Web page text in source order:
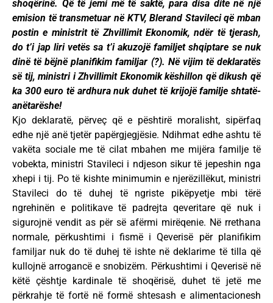
shoqërinë. Që të jemi më të saktë, para disa dite në një
emision të transmetuar në KTV, Blerand Stavileci që mban
postin e ministrit të Zhvillimit Ekonomik, ndër të tjerash,
do t’i jap liri vetës sa t’i akuzojë familjet shqiptare se nuk
dinë të bëjnë planifikim familjar (?). Në vijim të deklaratës
së tij, ministri i Zhvillimit Ekonomik këshillon që dikush që
ka 300 euro të ardhura nuk duhet të krijojë familje shtatë-
anëtarëshe!
Kjo deklaratë, përveç që e pështirë moralisht, sipërfaq
edhe një anë tjetër papërgjegjësie. Ndihmat edhe ashtu të
vakëta sociale me të cilat mbahen me mijëra familje të
vobekta, ministri Stavileci i ndjeson sikur të jepeshin nga
xhepi i tij. Po të kishte minimumin e njerëzillëkut, ministri
Stavileci do të duhej të ngriste pikëpyetje mbi tërë
ngrehinën e politikave të padrejta qeveritare që nuk i
sigurojnë vendit as për së afërmi mirëqenie. Në rrethana
normale, përkushtimi i fismë i Qeverisë për planifikim
familjar nuk do të duhej të ishte në deklarime të tilla që
kullojnë arrogancë e snobizëm. Përkushtimi i Qeverisë në
këtë çështje kardinale të shoqërisë, duhet të jetë me
përkrahje të fortë në formë shtesash e alimentacionesh